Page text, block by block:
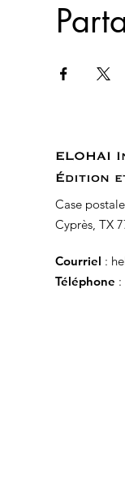
ELOHAI
Édition
Case
Cyprès, TX
Courriel :
Téléphone :